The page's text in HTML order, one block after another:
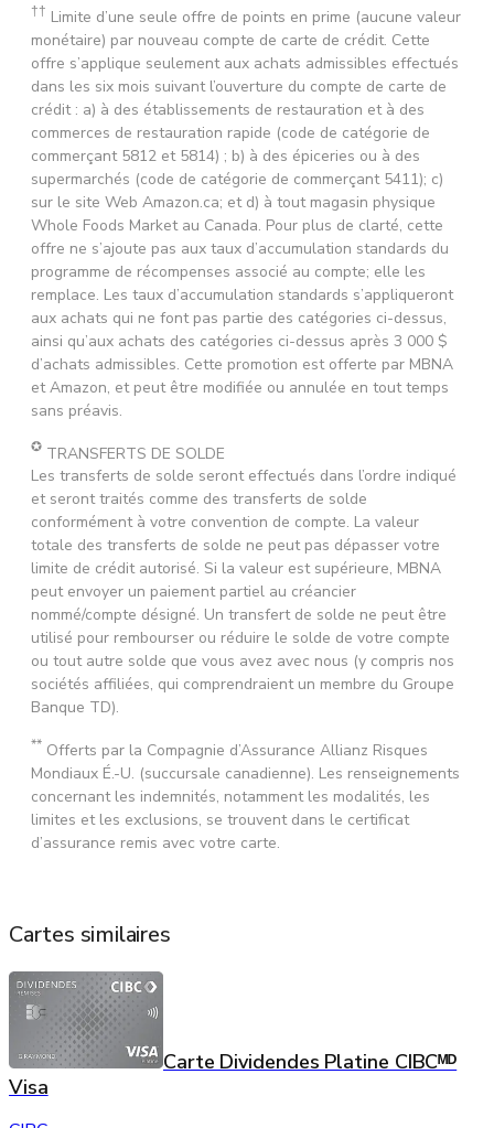
†† Limite d’une seule offre de points en prime (aucune valeur
monétaire) par nouveau compte de carte de crédit. Cette
offre s’applique seulement aux achats admissibles effectués
dans les six mois suivant l’ouverture du compte de carte de
crédit : a) à des établissements de restauration et à des
commerces de restauration rapide (code de catégorie de
commerçant 5812 et 5814) ; b) à des épiceries ou à des
supermarchés (code de catégorie de commerçant 5411); c)
sur le site Web Amazon.ca; et d) à tout magasin physique
Whole Foods Market au Canada. Pour plus de clarté, cette
offre ne s’ajoute pas aux taux d’accumulation standards du
programme de récompenses associé au compte; elle les
remplace. Les taux d’accumulation standards s’appliqueront
aux achats qui ne font pas partie des catégories ci-dessus,
ainsi qu’aux achats des catégories ci-dessus après 3 000 $
d’achats admissibles. Cette promotion est offerte par MBNA
et Amazon, et peut être modifiée ou annulée en tout temps
sans préavis.
✪ TRANSFERTS DE SOLDE
Les transferts de solde seront effectués dans l’ordre indiqué
et seront traités comme des transferts de solde
conformément à votre convention de compte. La valeur
totale des transferts de solde ne peut pas dépasser votre
limite de crédit autorisé. Si la valeur est supérieure, MBNA
peut envoyer un paiement partiel au créancier
nommé/compte désigné. Un transfert de solde ne peut être
utilisé pour rembourser ou réduire le solde de votre compte
ou tout autre solde que vous avez avec nous (y compris nos
sociétés affiliées, qui comprendraient un membre du Groupe
Banque TD).
** Offerts par la Compagnie d’Assurance Allianz Risques
Mondiaux É.-U. (succursale canadienne). Les renseignements
concernant les indemnités, notamment les modalités, les
limites et les exclusions, se trouvent dans le certificat
d’assurance remis avec votre carte.
Cartes similaires
Carte Dividendes Platine CIBCᴹᴰ
Visa